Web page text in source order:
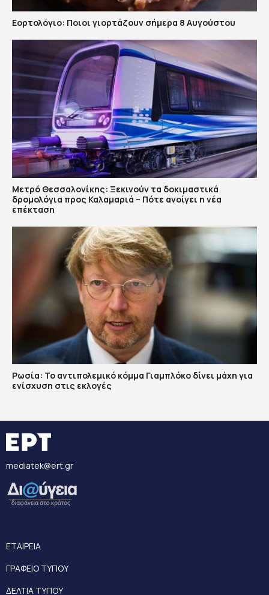
Εορτολόγιο: Ποιοι γιορτάζουν σήμερα 8 Αυγούστου
Μετρό Θεσσαλονίκης: Ξεκινούν τα δοκιμαστικά
δρομολόγια προς Καλαμαριά – Πότε ανοίγει η νέα
επέκταση
Ρωσία: Το αντιπολεμικό κόμμα Γιαμπλόκο δίνει μάχη για
ενίσχυση στις εκλογές
mediatek@ert.gr
ΕΤΑΙΡΕΙΑ
ΓΡΑΦΕΙΟ ΤΥΠΟΥ
ΔΕΛΤΙΑ ΤΥΠΟΥ